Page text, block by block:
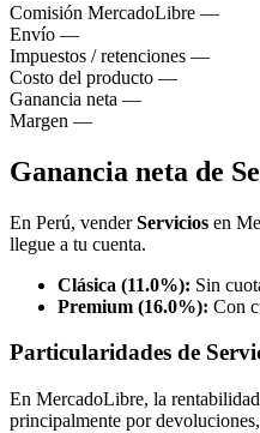
Comisión MercadoLibre —
Envío —
Impuestos / retenciones —
Costo del producto —
Ganancia neta —
Margen —
Ganancia neta de
En Perú, venderServicios en
llegue a tu cuenta.
Clásica (11.0%): Sin
Premium (16.0%): Con
Particularidades de
En MercadoLibre, la rentabilidad
principalmente por